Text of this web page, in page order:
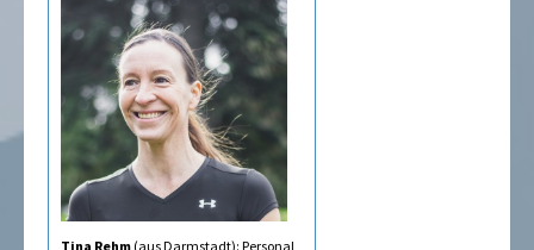
Tina Rehm (aus Darmstadt): Personal